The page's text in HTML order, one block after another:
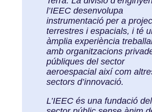
l’IEEC desenvolupa
instrumentació per a
terrestres i espacials, i té
àmplia experiència
amb organitzacions
públiques del sector
aeroespacial així com
sectors d’innovació.
L’IEEC és una fundació del